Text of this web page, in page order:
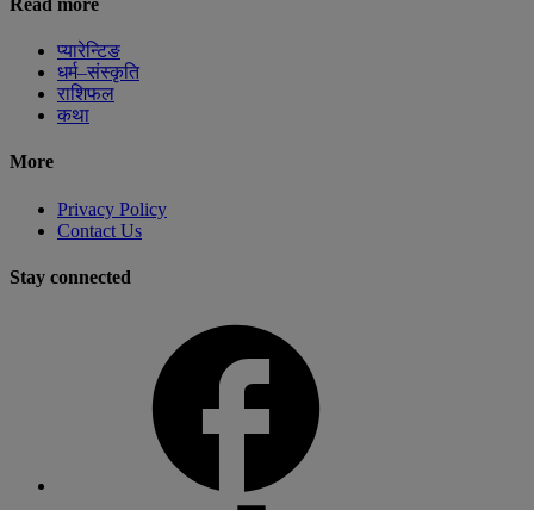
प्यारेन्टिङ
धर्म–संस्कृति
राशिफल
कथा
More
Privacy Policy
Contact Us
Stay connected